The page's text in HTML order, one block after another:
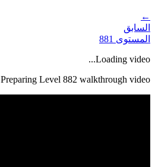
←
السابق
المستوى 881
Loading video...
Preparing Level 882 walkthrough video